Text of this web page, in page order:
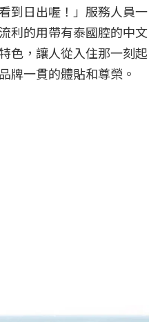
到日出喔！」服務人員一
利的用帶有泰國腔的中文
色，讓人從入住那一刻起
牌一貫的體貼和尊榮。